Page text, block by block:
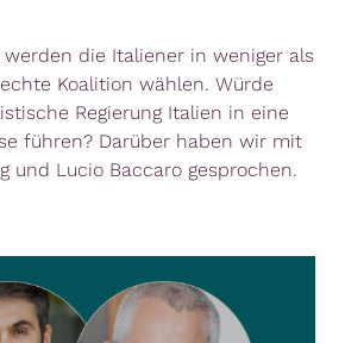
werden die Italiener in weniger als
Koalition wählen. Würde
Regierung Italien in eine
führen? Darüber haben wir mit
und Lucio Baccaro gesprochen.